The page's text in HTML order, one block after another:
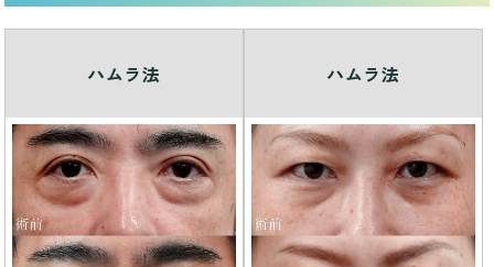
ハムラ法 ハムラ法